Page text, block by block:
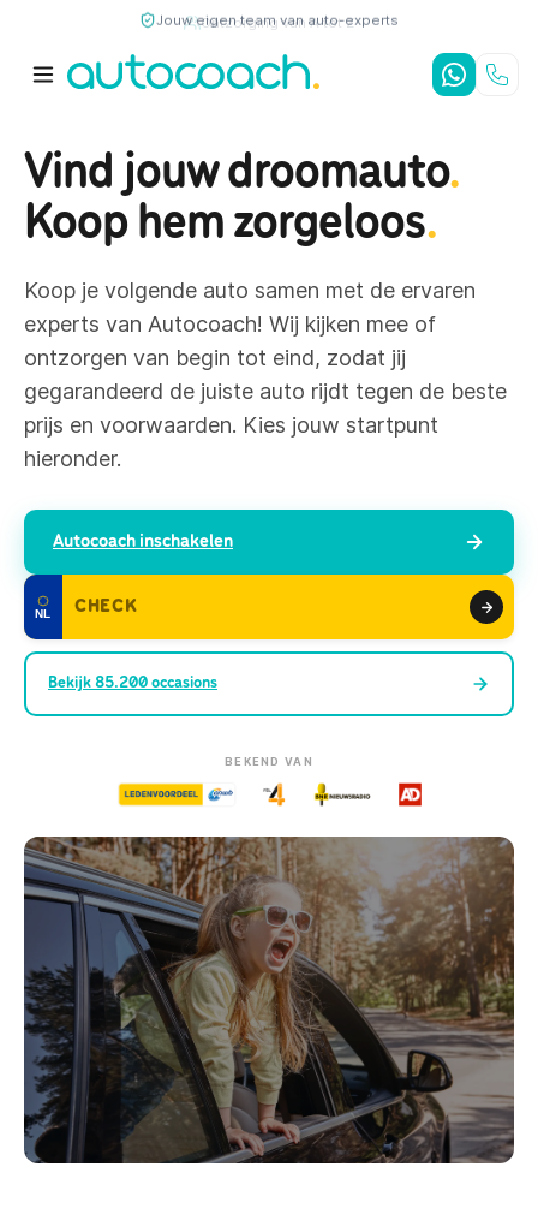
9,7/10 4,8/5
Jouw eigen team van auto-experts
Vind jouw droomauto.
Koop hem zorgeloos.
Koop je volgende auto samen met de ervaren
experts van Autocoach! Wij kijken mee of
ontzorgen van begin tot eind, zodat jij
gegarandeerd de juiste auto rijdt tegen de beste
prijs en voorwaarden. Kies jouw startpunt
hieronder.
Autocoach inschakelen
NL
Bekijk 85.200 occasions
BEKEND VAN